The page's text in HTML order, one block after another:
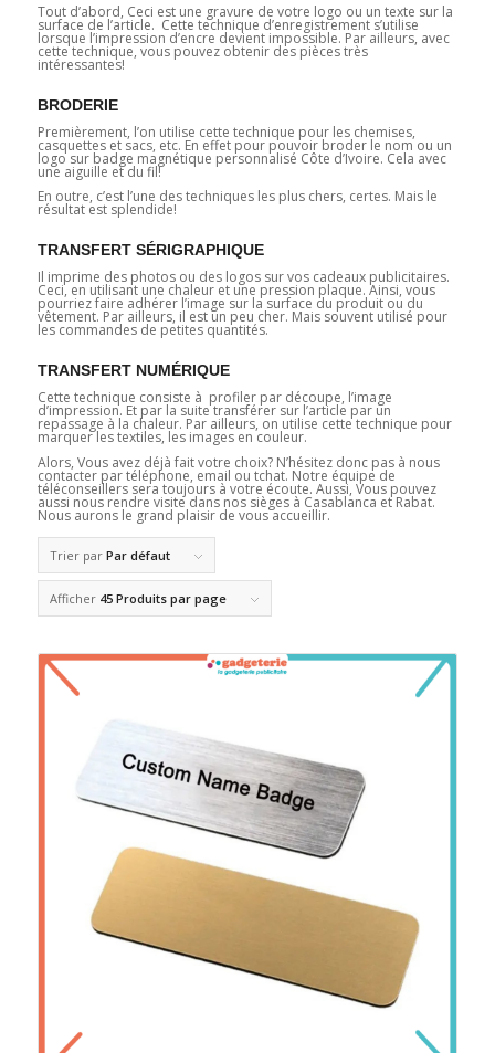
Tout d’abord, Ceci est une gravure de votre logo ou un texte sur la
surface de l’article. Cette technique d’enregistrement s’utilise
lorsque l’impression d’encre devient impossible. Par ailleurs, avec
cette technique, vous pouvez obtenir des pièces très
intéressantes!
BRODERIE
Premièrement, l’on utilise cette technique pour les chemises,
casquettes et sacs, etc. En effet pour pouvoir broder le nom ou un
logo sur badge magnétique personnalisé Côte d’Ivoire. Cela avec
une aiguille et du fil!
En outre, c’est l’une des techniques les plus chers, certes. Mais le
résultat est splendide!
TRANSFERT SÉRIGRAPHIQUE
Il imprime des photos ou des logos sur vos cadeaux publicitaires.
Ceci, en utilisant une chaleur et une pression plaque. Ainsi, vous
pourriez faire adhérer l’image sur la surface du produit ou du
vêtement. Par ailleurs, il est un peu cher. Mais souvent utilisé pour
les commandes de petites quantités.
TRANSFERT NUMÉRIQUE
Cette technique consiste à profiler par découpe, l’image
d’impression. Et par la suite transférer sur l’article par un
repassage à la chaleur. Par ailleurs, on utilise cette technique pour
marquer les textiles, les images en couleur.
Alors, Vous avez déjà fait votre choix? N’hésitez donc pas à nous
contacter par téléphone, email ou tchat. Notre équipe de
téléconseillers sera toujours à votre écoute. Aussi, Vous pouvez
aussi nous rendre visite dans nos sièges à Casablanca et Rabat.
Nous aurons le grand plaisir de vous accueillir.
Trier par Par défaut
Afficher 45 Produits par page